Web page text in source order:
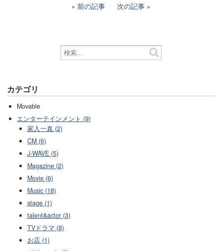
前の記事 次の記事
カテゴリ
Movable
エンターテインメント (9)
家入一真 (2)
CM (6)
J-WAVE (5)
Magazine (2)
Movie (6)
Music (18)
stage (1)
talent&actor (3)
TVドラマ (8)
お店 (1)